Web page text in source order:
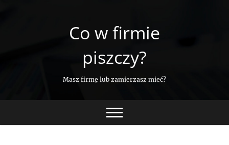
Co w firmie
piszczy?
Masz firmę lub zamierzasz mieć?